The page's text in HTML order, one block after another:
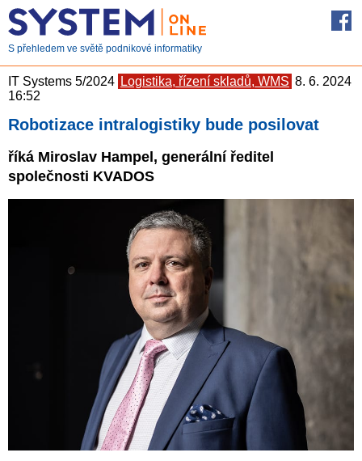
S přehledem ve světě podnikové informatiky
IT Systems 5/2024 Logistika, řízení skladů, WMS 8. 6. 2024
16:52
Robotizace intralogistiky bude posilovat
říká Miroslav Hampel, generální ředitel
společnosti KVADOS